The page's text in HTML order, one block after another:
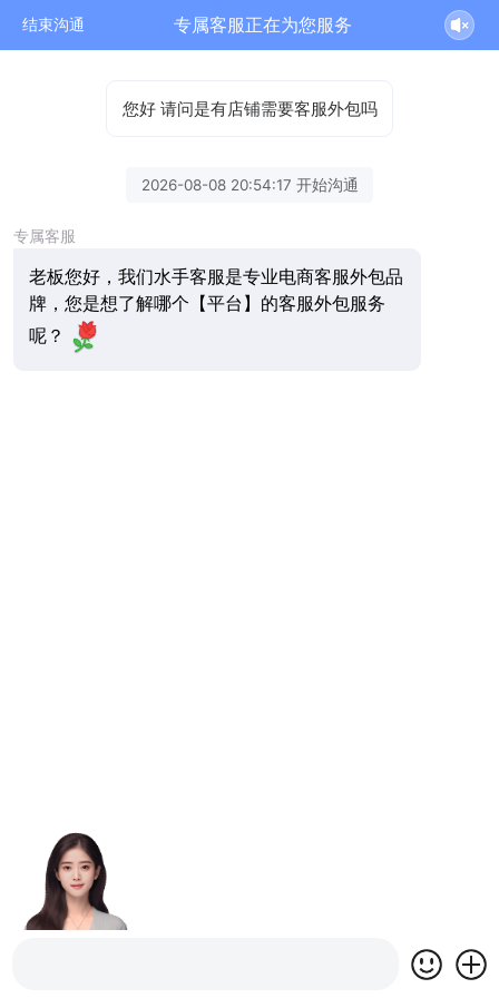
结束沟通 专属客服正在为您服务
您好 请问是有店铺需要客服外包吗
2026-08-08 20:54:17 开始沟通
专属客服
老板您好，我们水手客服是专业电商客服外包品
牌，您是想了解哪个【平台】的客服外包服务
呢？